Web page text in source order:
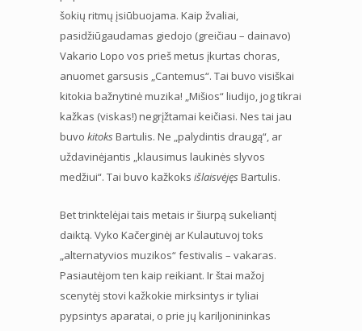
šokių ritmų įsiūbuojama. Kaip žvaliai,
pasidžiūgaudamas giedojo (greičiau – dainavo)
Vakario Lopo vos prieš metus įkurtas choras,
anuomet garsusis „Cantemus“. Tai buvo visiškai
kitokia bažnytinė muzika! „Mišios“ liudijo, jog tikrai
kažkas (viskas!) negrįžtamai keičiasi. Nes tai jau
buvo kitoksBartulis. Ne „palydintis draugą“, ar
uždavinėjantis „klausimus laukinės slyvos
medžiui“. Tai buvo kažkoks išlaisvėjęsBartulis.
Bet trinktelėjai tais metais ir šiurpą sukeliantį
daiktą. Vyko Kačerginėj ar Kulautuvoj toks
„alternatyvios muzikos“ festivalis – vakaras.
Pasiautėjom ten kaip reikiant. Ir štai mažoj
scenytėj stovi kažkokie mirksintys ir tyliai
pypsintys aparatai, o prie jų kariljonininkas